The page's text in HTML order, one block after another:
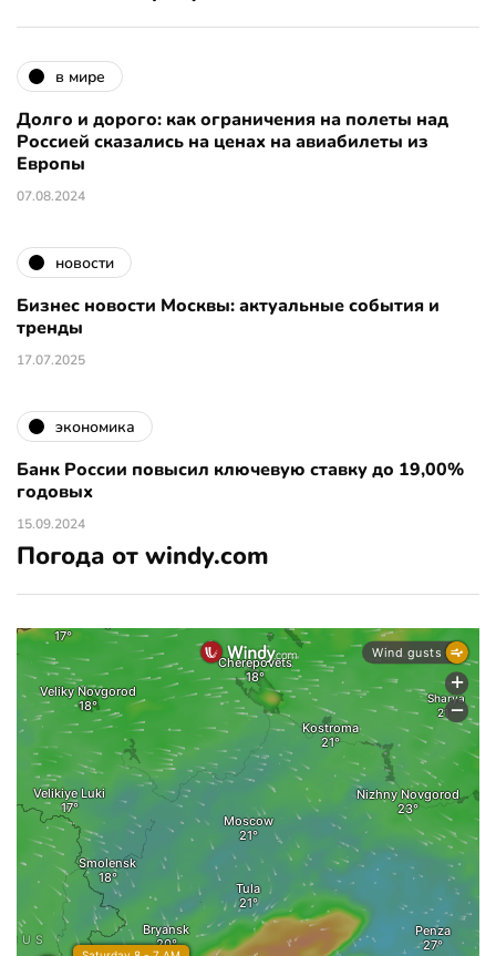
в мире
Долго и дорого: как ограничения на полеты над
Россией сказались на ценах на авиабилеты из
Европы
07.08.2024
новости
Бизнес новости Москвы: актуальные события и
тренды
17.07.2025
экономика
Банк России повысил ключевую ставку до 19,00%
годовых
15.09.2024
Погода от windy.com